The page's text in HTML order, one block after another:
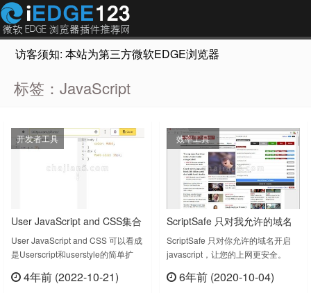
访客须知: 本站为第三方微软EDGE浏览器插件推荐网站，
标签：JavaScript
开发者工具
User JavaScript and CSS集合
了用户样式和用户脚本功能的
插件
User JavaScript and CSS 可以看成
是Userscript和userstyle的简单扩
规则注入任何页面，俗称用户样式和
4年前 (2022-10-21)
效率工具
ScriptSafe 只对我允许的域名
开启 javascript
ScriptSafe 只对你允许的域名开启
javascript，让您的上网更安全。
This"v1.0.8.1-4 - Friday, July 8,
6年前 (2020-10-04)